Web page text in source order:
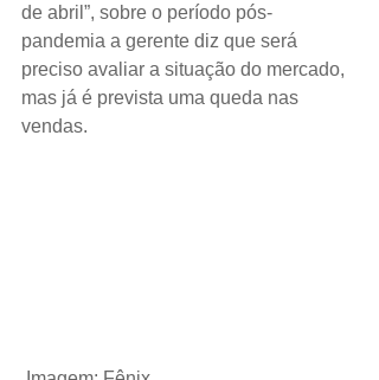
de abril”, sobre o período pós-
pandemia a gerente diz que será
preciso avaliar a situação do mercado,
mas já é prevista uma queda nas
vendas.